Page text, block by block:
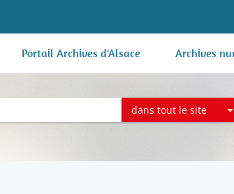
Portail Archives d'Alsace Archives
dans tout le site